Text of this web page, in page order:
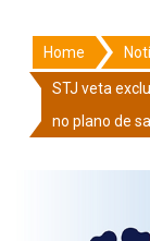
Home
STJ veta
no plano de